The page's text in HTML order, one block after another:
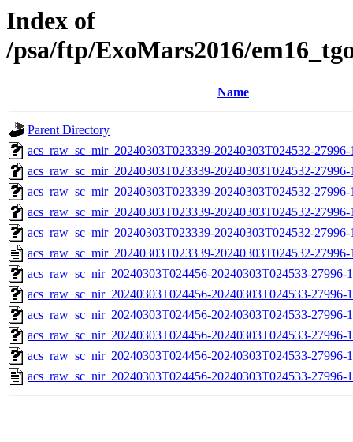
Index of
/psa/ftp/ExoMars2016/
Name
Parent Directory
acs_raw_sc_mir_20240303T023339-20240303T024532-
acs_raw_sc_mir_20240303T023339-20240303T024532-
acs_raw_sc_mir_20240303T023339-20240303T024532-
acs_raw_sc_mir_20240303T023339-20240303T024532-
acs_raw_sc_mir_20240303T023339-20240303T024532-
acs_raw_sc_mir_20240303T023339-20240303T024532-
acs_raw_sc_nir_20240303T024456-20240303T024533-
acs_raw_sc_nir_20240303T024456-20240303T024533-27996-
acs_raw_sc_nir_20240303T024456-20240303T024533-27996-
acs_raw_sc_nir_20240303T024456-20240303T024533-27996-
acs_raw_sc_nir_20240303T024456-20240303T024533-27996-
acs_raw_sc_nir_20240303T024456-20240303T024533-27996-